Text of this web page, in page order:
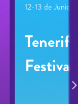
12-13 de Junio